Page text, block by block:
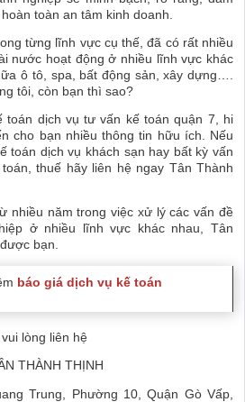
toàn an tâm kinh doanh.
từng lĩnh vực cụ thế, đã có rất nhiều
nước hoạt động ở nhiều lĩnh vực khác
ô tô, spa, bất động sản, xây dựng….
tôi, còn bạn thì sao?
toán dịch vụ tư vấn kế toán quận 7, hi
cho bạn nhiều thông tin hữu ích. Nếu
toán dịch vụ khách sạn hay bất kỳ vấn
thuế hãy liên hệ ngay Tân Thành
nhiều năm trong việc xử lý các vấn đề
ở nhiều lĩnh vực khác nhau, Tân
bạn.
báo giá dịch vụ kế toán
lòng liên hệ
THÀNH THỊNH
Trung, Phường 10, Quận Gò Vấp,